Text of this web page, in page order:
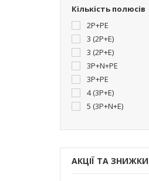
Кількість полюсів
2P+PE
3 (2P+E)
3 (2Р+Е)
3P+N+PE
3P+PE
4 (3P+E)
5 (3P+N+E)
АКЦІЇ ТА ЗНИЖКИ